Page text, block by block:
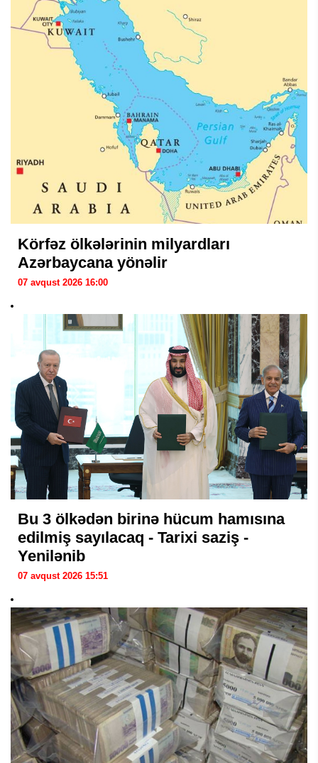
Körfəz ölkələrinin milyardları
Azərbaycana yönəlir
07 avqust 2026 16:00
Bu 3 ölkədən birinə hücum hamısına
edilmiş sayılacaq - Tarixi saziş -
Yenilənib
07 avqust 2026 15:51